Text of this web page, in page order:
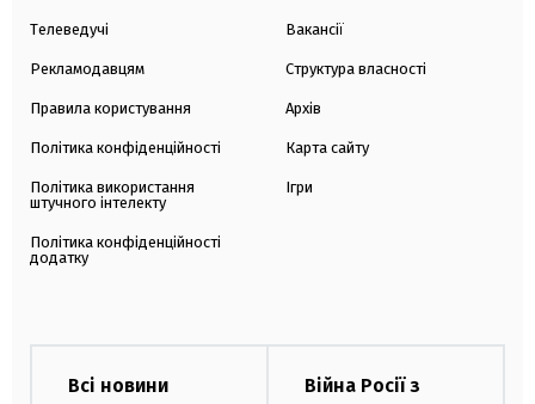
Телеведучі
Рекламодавцям
Правила користування
Політика конфіденційності
Політика використання
штучного інтелекту
Політика конфіденційності
додатку
Вакансії
Структура власності
Архів
Карта сайту
Ігри
Всі новини
Війна Росії з